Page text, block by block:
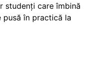
studenți care îmbină
în practică la